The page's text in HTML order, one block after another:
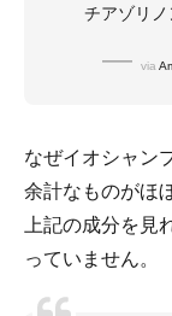
チアゾリ
via
なぜイオシャン
余計なものがほ
上記の成分を見
っていません。